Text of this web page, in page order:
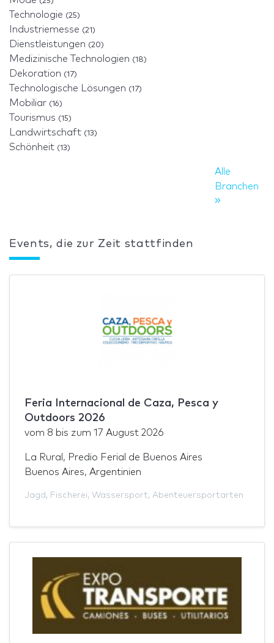
Technologie (25)
Industriemesse (21)
Dienstleistungen (20)
Medizinische Technologien (18)
Dekoration (17)
Technologische Lösungen (17)
Mobiliar (16)
Tourismus (15)
Landwirtschaft (13)
Schönheit (13)
Alle
Branchen
Events, die zur Zeit stattfinden
Feria Internacional de Caza, Pesca y
Outdoors 2026
vom 8 bis zum 17 August 2026
La Rural, Predio Ferial de Buenos Aires
Buenos Aires, Argentinien
Jagd , Fischerei, Wassersport, Abenteuersportarten